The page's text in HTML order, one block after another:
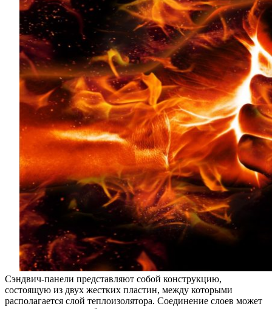
«Astels»
Сэндвич-панели представляют собой конструкцию,
состоящую из двух жестких пластин, между которыми
располагается слой теплоизолятора. Соединение слоев может